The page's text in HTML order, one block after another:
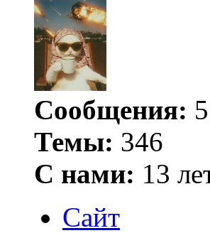
Сообщения:
Темы: 346
С нами: 13
Сайт